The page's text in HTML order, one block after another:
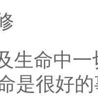
生命中
是很好